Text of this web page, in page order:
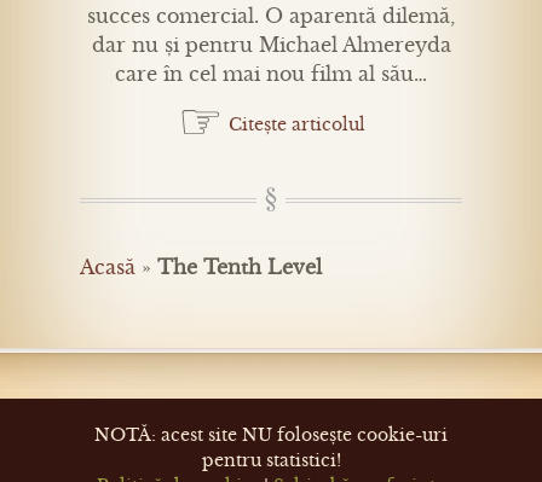
succes comercial. O aparentă dilemă,
dar nu și pentru Michael Almereyda
care în cel mai nou film al său…
☞ Citește articolul
Acasă » The Tenth Level
NOTĂ: acest site NU folosește cookie-uri
pentru statistici!